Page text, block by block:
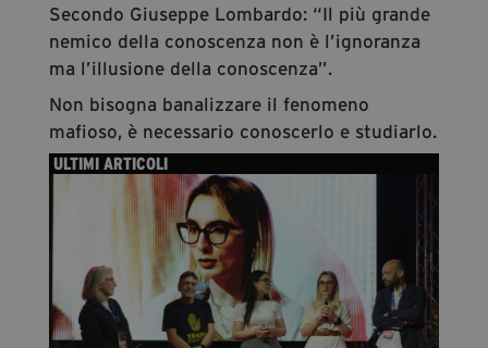
Secondo Giuseppe Lombardo: “Il più grande
nemico della conoscenza non è l’ignoranza
ma l’illusione della conoscenza”.
Non bisogna banalizzare il fenomeno
mafioso, è necessario conoscerlo e studiarlo.
ULTIMI ARTICOLI